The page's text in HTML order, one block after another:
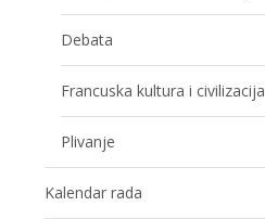
Debata
Francuska kultura i civilizacija
Plivanje
Kalendar rada